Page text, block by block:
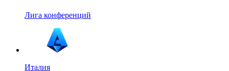
Лига конференций
Италия